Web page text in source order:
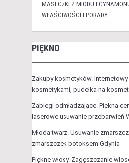
MASECZKI Z MIODU I
WŁAŚCIWOŚCI I PORADY
PIĘKNO
Zakupy kosmetyków.
kosmetykami, pudełka na
Zabiegi odmładzające. Piękna
laserowe usuwanie przebarwień
Młoda twarz. Usuwanie
zmarszczek botoksem Gdynia
Piękne włosy. Zagęszczanie